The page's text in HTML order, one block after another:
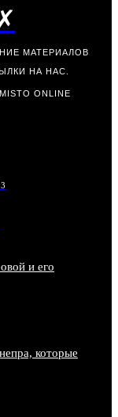
МАТЕРИАЛОВ
НА НАС.
MISTO ONLINE
и его
которые